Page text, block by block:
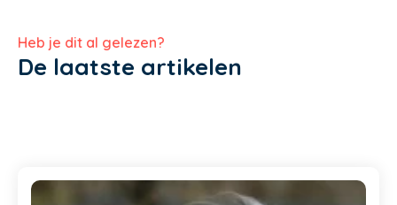
Heb je dit al gelezen?
De laatste artikelen